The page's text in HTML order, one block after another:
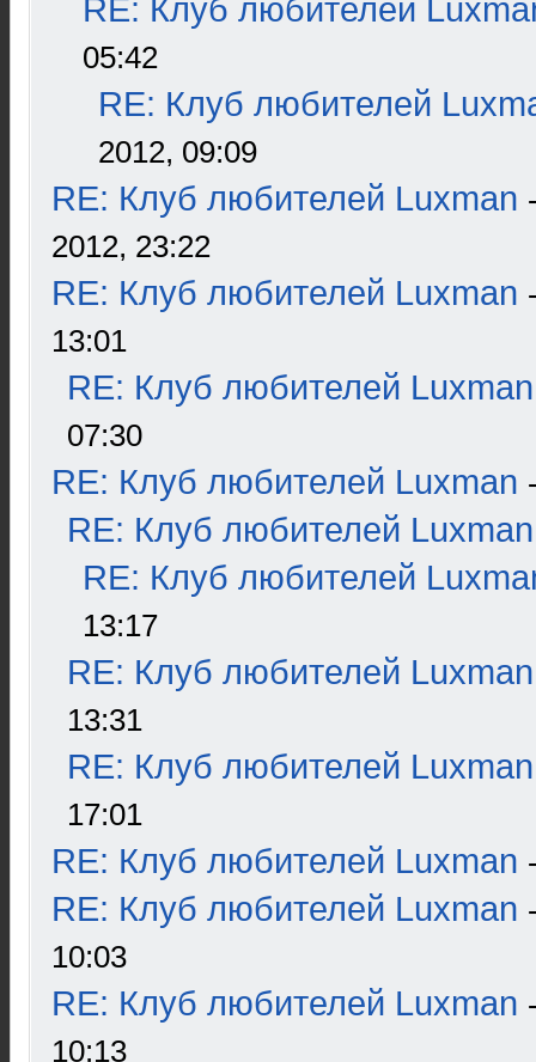
RE: Клуб любителей
05:42
RE: Клуб любителей
2012, 09:09
RE: Клуб любителей Luxman
2012, 23:22
RE: Клуб любителей Luxman
13:01
RE: Клуб любителей Luxman
07:30
RE: Клуб любителей Luxman
RE: Клуб любителей Luxman
RE: Клуб любителей
13:17
RE: Клуб любителей Luxman
13:31
RE: Клуб любителей Luxman
17:01
RE: Клуб любителей Luxman
RE: Клуб любителей Luxman
10:03
RE: Клуб любителей Luxman
10:13